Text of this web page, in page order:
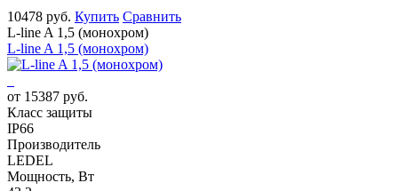
10478 руб. Купить Сравнить
L-line A 1,5 (монохром)
L-line A 1,5 (монохром)
от 15387 руб.
Класс защиты
IP66
Производитель
LEDEL
Мощность, Вт